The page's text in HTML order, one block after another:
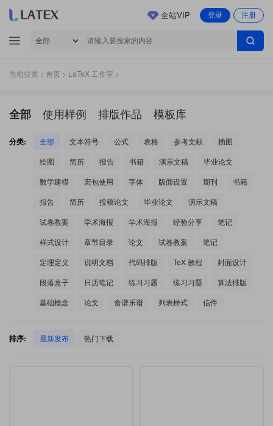
登录 注册
全站VIP
当前位置： 首页 > LaTeX 工作室 >
全部 使用样例 排版作品 模板库
分类: 全部 文本符号 公式 表格 参考文献
插图
绘图
简历 报告 书籍 演示文稿
毕业论文
数学建模
宏包使用 字体 版面设置 期刊
书籍
报告
简历 投稿论文 毕业论文
演示文稿
试卷教案
学术海报 学术海报 经验分享
笔记
样式设计
章节目录 论文 试卷教案
笔记
定理定义
说明文档 代码排版 TeX 教程
封面设计
段落盒子
日历笔记 练习习题 练习习题
算法排版
基础概念
论文 食谱乐谱 列表样式 信件
排序: 最新发布 热门下载